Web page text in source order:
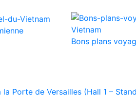
Bons plans
Porte de Versailles (Hall 1 –